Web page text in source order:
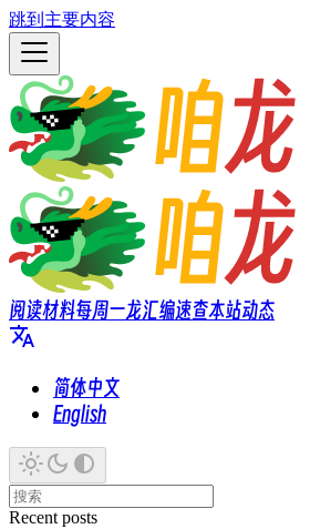
跳到主要内容
阅读材料每周一龙汇编速查本站动态
简体中文
English
Recent posts